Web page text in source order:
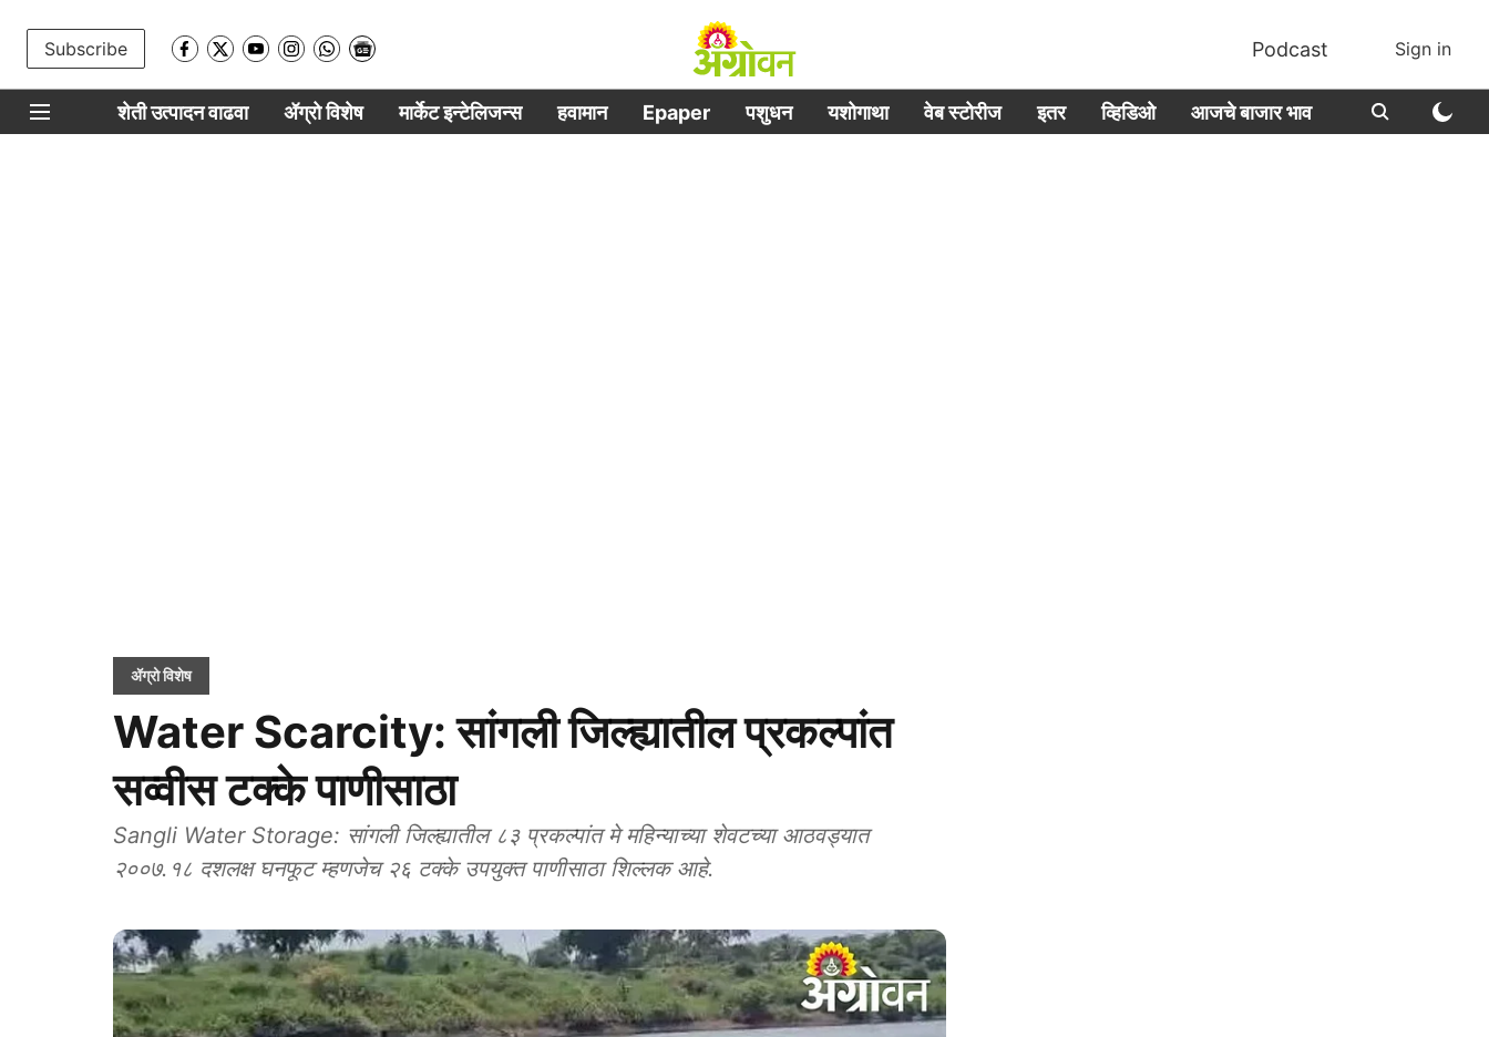
Subscribe Podcast Sign in
शेती उत्पादन वाढवा ॲग्रो विशेष मार्केट इन्टेलिजन्स हवामान Epaper पशुधन यशोगाथा वेब स्टोरीज इतर व्हिडिओ आजचे बाजार भाव
ॲग्रो विशेष
Water Scarcity: सांगली जिल्ह्यातील प्रकल्पांत
सव्वीस टक्के पाणीसाठा
Sangli Water Storage: सांगली जिल्ह्यातील ८३ प्रकल्पांत मे महिन्याच्या शेवटच्या आठवड्यात
२००७.१८ दशलक्ष घनफूट म्हणजेच २६ टक्के उपयुक्त पाणीसाठा शिल्लक आहे.